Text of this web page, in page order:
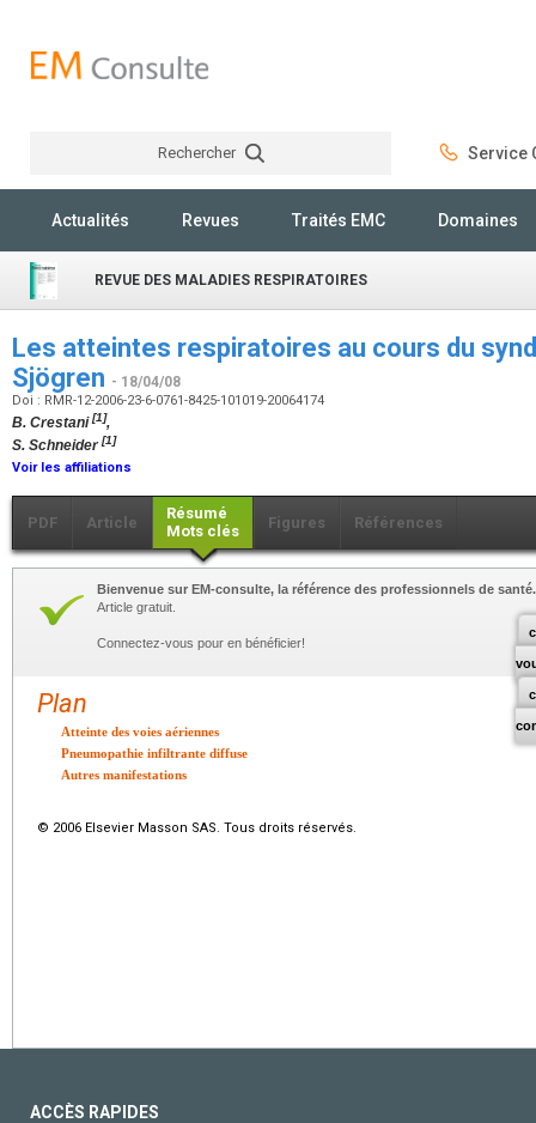
Rechercher Service
Actualités Revues Traités EMC Domaines
REVUE DES MALADIES RESPIRATOIRES
Les atteintes respiratoires au cours du
Sjögren - 18/04/08
Doi : RMR-12-2006-23-6-0761-8425-101019-20064174
B. Crestani[1],
S. Schneider[1]
Voir les affiliations
PDF Article
Résumé
Mots clés
Figures Références
Bienvenue sur EM-consulte, la référence des professionnels de santé.
Article gratuit.
Connectez-vous pour en bénéficier!
Plan
Atteinte des voies aériennes
Pneumopathie infiltrante diffuse
Autres manifestations
© 2006 Elsevier Masson SAS. Tous droits réservés.
ACCÈS RAPIDES